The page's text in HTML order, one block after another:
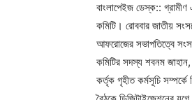
বাংলাপেইজ ডেস্ক:: গ্রামীণ
কমিটি। রোববার জাতীয়
আফরোজের সভাপতিত্বে
কমিটির সদস্য শবনম জাহান,
কর্তৃক গৃহীত কর্মসূচি